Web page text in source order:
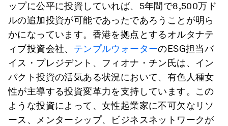
ップに公平に投資していれば、5年間で8,500万ド
ルの追加投資が可能であったであろうことが明ら
かになっています。香港を拠点とするオルタナテ
ィブ投資会社、 テンプルウォーターのESG担当バ
イス・プレジデント、フィオナ・チン氏は、イン
パクト投資の活気ある状況において、有色人種女
性が主導する投資変革力を支持しています。この
ような投資によって、女性起業家に不可欠なリソ
ース、メンターシップ、ビジネスネットワークが